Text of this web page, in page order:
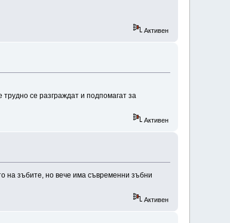
Активен
се разграждат и подпомагат за
Активен
на зъбите, но вече има съвременни зъбни
Активен